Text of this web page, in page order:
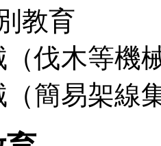
教育
伐木等機
簡易架線